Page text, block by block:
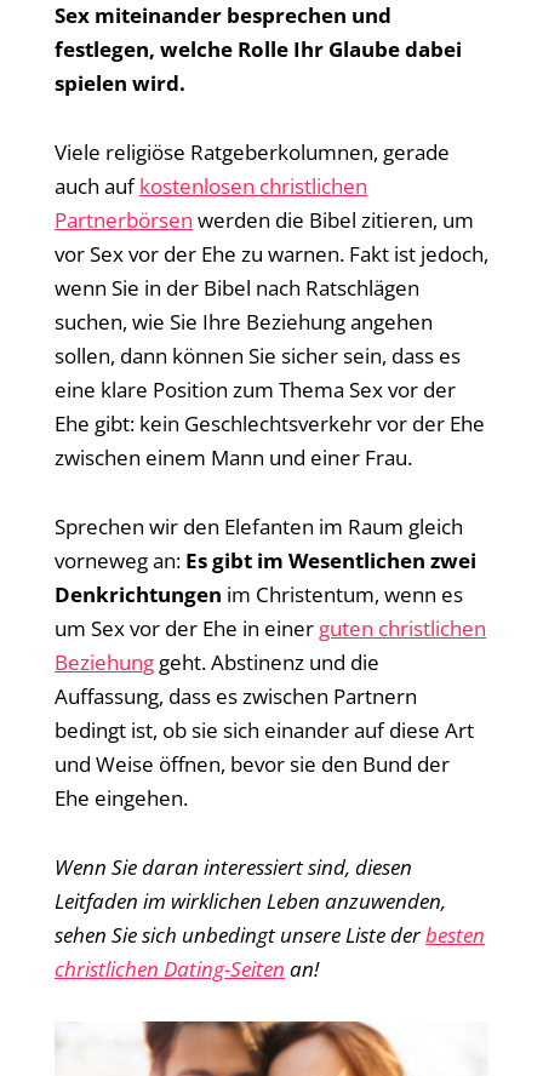
Sex miteinander besprechen und
festlegen, welche Rolle Ihr Glaube dabei
spielen wird.
Viele religiöse Ratgeberkolumnen, gerade
auch aufkostenlosen christlichen
Partnerbörsen werden die Bibel zitieren, um
vor Sex vor der Ehe zu warnen. Fakt ist jedoch,
wenn Sie in der Bibel nach Ratschlägen
suchen, wie Sie Ihre Beziehung angehen
sollen, dann können Sie sicher sein, dass es
eine klare Position zum Thema Sex vor der
Ehe gibt: kein Geschlechtsverkehr vor der Ehe
zwischen einem Mann und einer Frau.
Sprechen wir den Elefanten im Raum gleich
vorneweg an: Es gibt im Wesentlichen zwei
Denkrichtungen im Christentum, wenn es
um Sex vor der Ehe in einer guten christlichen
Beziehung geht. Abstinenz und die
Auffassung, dass es zwischen Partnern
bedingt ist, ob sie sich einander auf diese Art
und Weise öffnen, bevor sie den Bund der
Ehe eingehen.
Wenn Sie daran interessiert sind, diesen
Leitfaden im wirklichen Leben anzuwenden,
sehen Sie sich unbedingt unsere Liste derbesten
christlichen Dating-Seiten an!